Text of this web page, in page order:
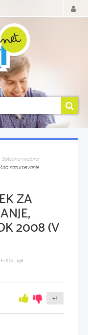
Splošna matura
razumevanje,
ZA
2008 (V
198
+1